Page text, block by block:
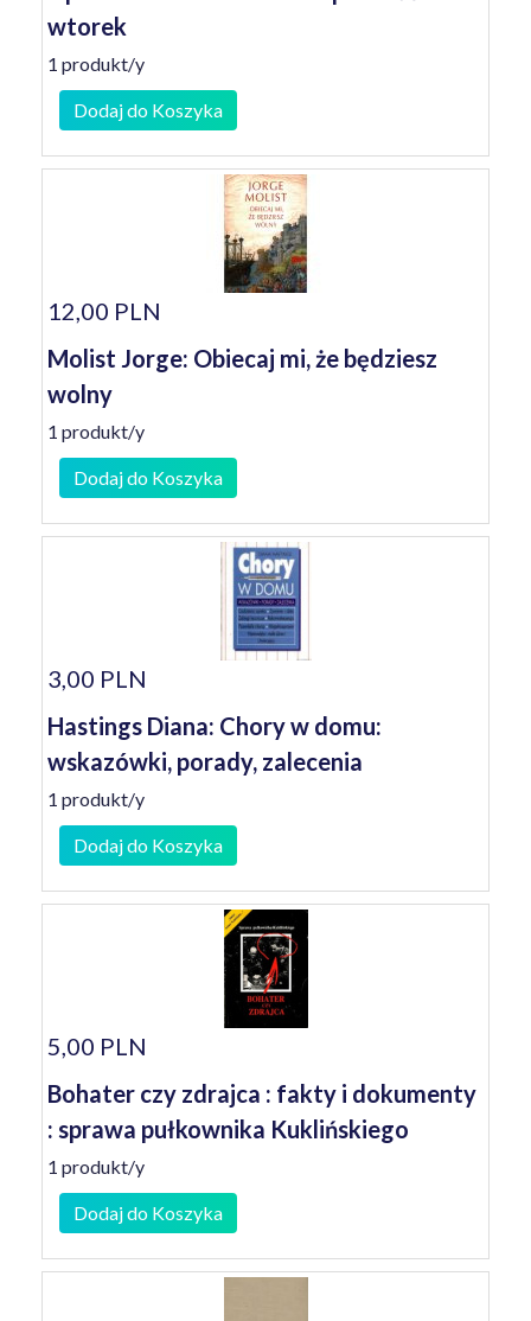
wtorek
1 produkt/y
Dodaj do Koszyka
12,00 PLN
Molist Jorge: Obiecaj mi, że będziesz
wolny
1 produkt/y
Dodaj do Koszyka
3,00 PLN
Hastings Diana: Chory w domu:
wskazówki, porady, zalecenia
1 produkt/y
Dodaj do Koszyka
5,00 PLN
Bohater czy zdrajca : fakty i dokumenty
: sprawa pułkownika Kuklińskiego
1 produkt/y
Dodaj do Koszyka